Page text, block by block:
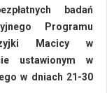
badań
Programu
Macicy w
ustawionym w
w dniach 21-30